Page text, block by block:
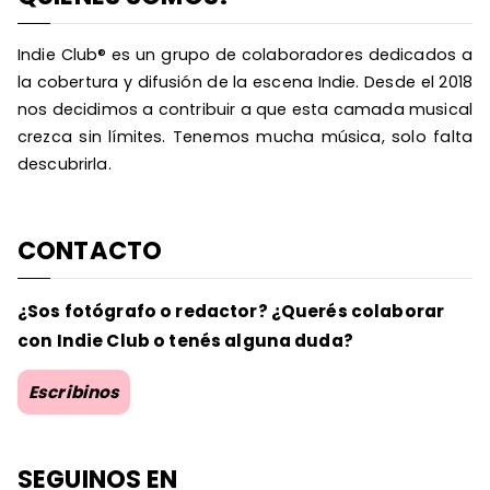
Indie Club® es un grupo de colaboradores dedicados a
la cobertura y difusión de la escena Indie. Desde el 2018
nos decidimos a contribuir a que esta camada musical
crezca sin límites. Tenemos mucha música, solo falta
descubrirla.
CONTACTO
¿Sos fotógrafo o redactor? ¿Querés colaborar
con Indie Club o tenés alguna duda?
Escribinos
SEGUINOS EN